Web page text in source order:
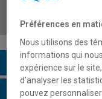
Description du
Horaire - Été 2026
Préférences en
Nous utilisons des
informations qui
expérience sur le
d’analyser les
pouvez